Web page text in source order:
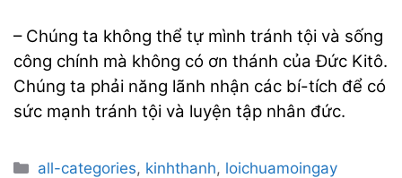
– Chúng ta không thể tự mình tránh tội và sống
công chính mà không có ơn thánh của Đức Kitô.
Chúng ta phải năng lãnh nhận các bí-tích để có
sức mạnh tránh tội và luyện tập nhân đức.
Categories
all-categories, kinhthanh, loichuamoingay